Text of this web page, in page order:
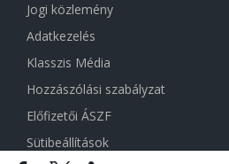
Jogi közlemény
Adatkezelés
Klasszis Média
Hozzászólási szabályzat
Előfizetői ÁSZF
Sütibeállítások